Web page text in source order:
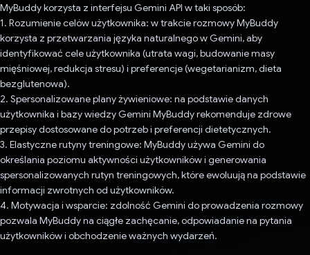
MyBuddy korzysta z interfejsu Gemini API w taki sposób:
1. Rozumienie celów użytkownika: w trakcie rozmowy MyBuddy
korzysta z przetwarzania języka naturalnego w Gemini, aby
identyfikować cele użytkownika (utrata wagi, budowanie masy
mięśniowej, redukcja stresu) i preferencje (wegetarianizm, dieta
bezglutenowa).
2. Spersonalizowane plany żywieniowe: na podstawie danych
użytkownika i bazy wiedzy Gemini MyBuddy rekomenduje zdrowe
przepisy dostosowane do potrzeb i preferencji dietetycznych.
3. Elastyczne rutyny treningowe: MyBuddy używa Gemini do
określania poziomu aktywności użytkowników i generowania
spersonalizowanych rutyn treningowych, które ewoluują na podstawie
informacji zwrotnych od użytkowników.
4. Motywacja i wsparcie: zdolność Gemini do prowadzenia rozmowy
pozwala MyBuddy na ciągłe zachęcanie, odpowiadanie na pytania
użytkowników i obchodzenie ważnych wydarzeń.